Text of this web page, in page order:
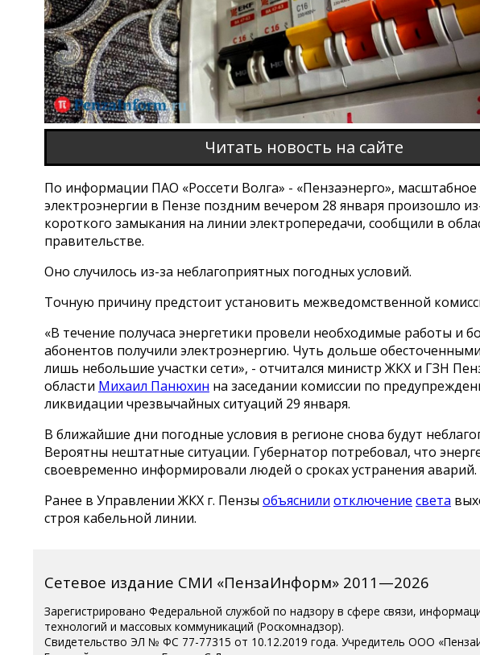
Читать новость на сайте
По информации ПАО «Россети Волга» - «Пензаэнерго»,
электроэнергии в Пензе поздним вечером 28 января произошло
короткого замыкания на линии электропередачи, сообщили в
правительстве.
Оно случилось из-за неблагоприятных погодных условий.
Точную причину предстоит установить межведомственной
«В течение получаса энергетики провели необходимые работы и
абонентов получили электроэнергию. Чуть дольше
лишь небольшие участки сети», - отчитался министр ЖКХ и ГЗН
области Михаил Панюхин на заседании комиссии по
ликвидации чрезвычайных ситуаций 29 января.
В ближайшие дни погодные условия в регионе снова будут
Вероятны нештатные ситуации. Губернатор потребовал, что
своевременно информировали людей о сроках устранения аварий.
Ранее в Управлении ЖКХ г. Пензы объяснили отключение света
строя кабельной линии.
Сетевое издание СМИ «ПензаИнформ» 2011—2026
Зарегистрировано Федеральной службой по надзору в сфере связи,
технологий и массовых коммуникаций (Роскомнадзор).
Свидетельство ЭЛ № ФС 77-77315 от 10.12.2019 года. Учредитель ООО